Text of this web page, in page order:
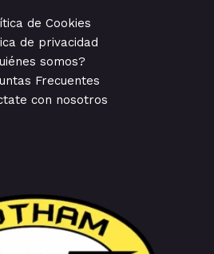
de Cookies
de privacidad
somos?
Frecuentes
con nosotros